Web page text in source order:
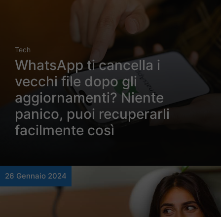
Tech
WhatsApp ti cancella i
vecchi file dopo gli
aggiornamenti? Niente
panico, puoi recuperarli
facilmente così
26 Gennaio 2024